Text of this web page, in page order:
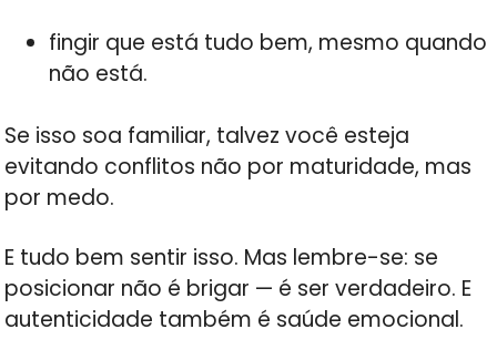
fingir que está tudo bem, mesmo quando
não está.
Se isso soa familiar, talvez você esteja
evitando conflitos não por maturidade, mas
por medo.
E tudo bem sentir isso. Mas lembre-se: se
posicionar não é brigar — é ser verdadeiro. E
autenticidade também é saúde emocional.